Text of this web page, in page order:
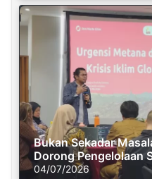
Bukan Sekadar
Dorong Pengelolaan
Solusi Krisis Iklim
04/07/2026